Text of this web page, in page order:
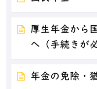
厚生年金から
へ（手続きが
年金の免除・